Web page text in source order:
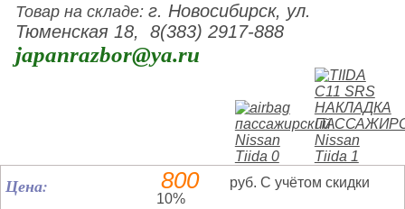
Товар на складе:г. Новосибирск, ул.
Тюменская 18, 8(383) 2917-888
japanrazbor@ya.ru
Цена: 800
руб. С учётом скидки
10%